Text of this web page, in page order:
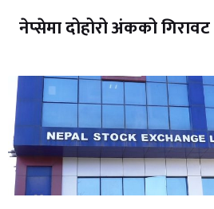
नेप्सेमा दोहोरो अंकको गिरावट